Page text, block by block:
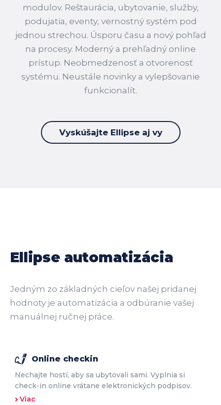
modulov. Reštaurácia, ubytovanie, služby,
podujatia, eventy, vernostný systém pod
jednou strechou. Úsporu času a nový pohľad
na procesy. Moderný a prehľadný online
prístup. Neobmedzenosť a otvorenosť
systému. Neustále novinky a vylepšovanie
funkcionalít.
Vyskúšajte Ellipse aj vy
Ellipse automatizácia
Jedným zo základných cieľov našej pridanej
hodnoty je automatizácia a odbúranie vašej
manuálnej ručnej práce.
Online checkin
Nechajte hostí, aby sa ubytovali sami. Vyplnia si
check-in online vrátane elektronických podpisov.
Viac